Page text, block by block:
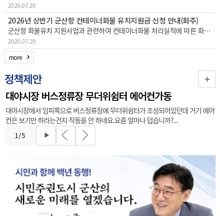
2026.07.29
2026년 상반기 군산항 컨테이너화물 유치지원금 신청 안내(화주)
군산항 화물유치 지원사업과 관련하여 컨테이너화물 처리실적에 따른 화물유치지원금을 지급하고자 하오니, 해당되는 화주께서는 다음과 같이 지원금을 신청하시기 바랍니다. 1. 해당기간 : ‘25. 11. 1. ~ '26. 4. 30.(6개월
2026.07.29
more
정책제안
대야시장 버스정류장 무더위쉼터 에어컨가동
대야시장에서 임피쪽으로 버스정류장에 무더위쉼터가 조성되어있던데 거기 에어
컨은 보기만 하라는건지 작동을 안 하네요.요즘 얼마나 덥습니까?...
1/5